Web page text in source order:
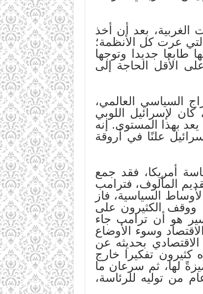
الغربية، بعد أن أخذ
عرت كل الأنظمة؛
جديدا وتوجها
الأقل الحاجة إلى
السياسي العالمي،
لإسرائيل اللوبي
بهذا المستوى. إنه
علنًا في أروقة
أمريكا، فقد جمع
المألوف، فترامب
السياسية، فاز
ووقف الكثيرون على
هو أن ترامب جاء
وسوء الأوضاع
بحديثه عن
كثيرون تفكيرا خارج
لها، ثم سرعان ما
من توليه للرئاسة،